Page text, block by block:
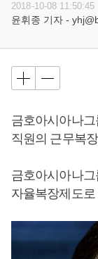
2018-10-08 11:50:45
윤휘종 기자 -
금호아시아나
직원의 근무복
금호아시아나
자율복장제도